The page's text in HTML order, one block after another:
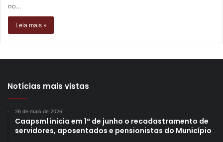
no…
Leia mais »
Notícias mais vistas
26 de maio de 2026
Caapsml inicia em 1º de junho o recadastramento de
servidores, aposentados e pensionistas do Município